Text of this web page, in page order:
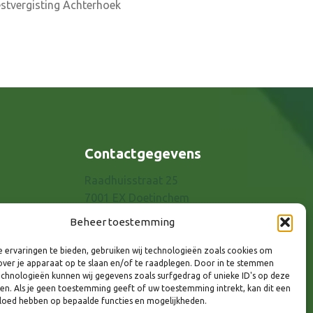
Beheer toestemming
ervaringen te bieden, gebruiken wij technologieën zoals cookies om
je apparaat op te slaan en/of te raadplegen. Door in te stemmen
kunnen wij gegevens zoals surfgedrag of unieke ID's op deze
Als je geen toestemming geeft of uw toestemming intrekt, kan dit een
hebben op bepaalde functies en mogelijkheden.
Achterhoek
Contactgegevens
E-mail: info@8rhk.nl
Privacyverklaring
Cookieverklaring
Disclaimer